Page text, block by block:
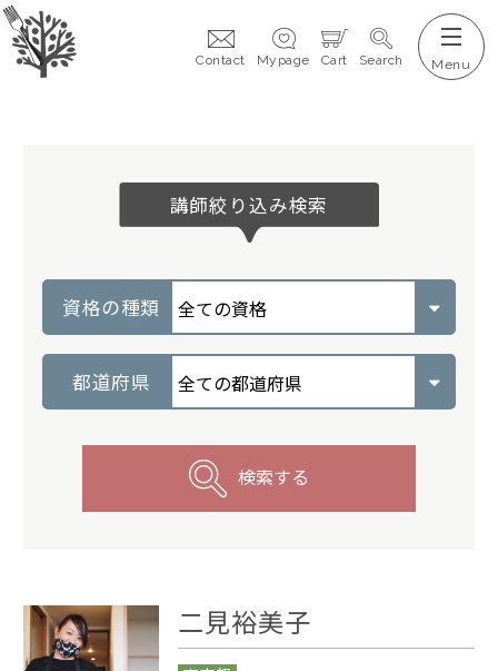
Contact Mypage Cart Search
講師絞り込み検索
資格の種類
都道府県
検索する
二見裕美子